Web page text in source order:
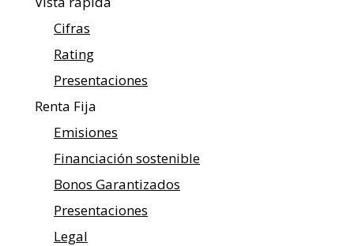
Cifras
Rating
Presentaciones
Renta Fija
Emisiones
Financiación sostenible
Bonos Garantizados
Presentaciones
Legal